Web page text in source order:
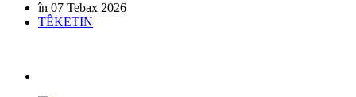
în 07 Tebax 2026
TÊKETIN